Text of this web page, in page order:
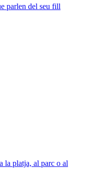
parlen del seu fill
la platja, al parc o al